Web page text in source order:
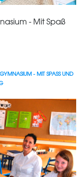
- Mit Spaß
- MIT SPASS UND H